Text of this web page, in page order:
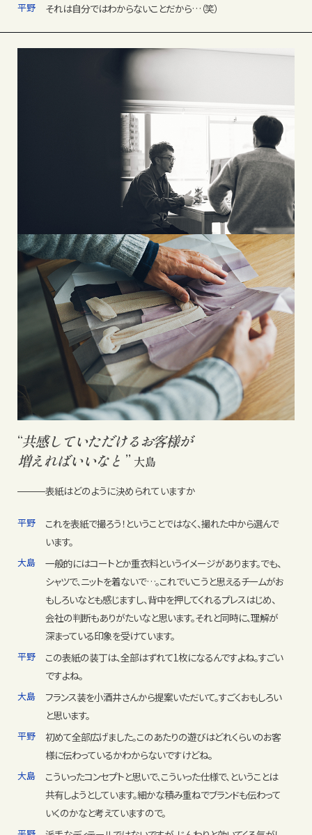
平野 それは自分ではわからないことだから…（笑）
“共感していただけるお客様が
増えればいいなと ” 大島
表紙はどのように決められていますか
平野
これを表紙で撮ろう！ということではなく、撮れた中から選んで
います。
大島
一般的にはコートとか重衣料というイメージがあります。でも、
シャツで、ニットを着ないで…。これでいこうと思えるチームがお
もしろいなとも感じますし、背中を押してくれるプレスはじめ、
会社の判断もありがたいなと思います。それと同時に、理解が
深まっている印象を受けています。
平野
この表紙の装丁は、全部はずれて1枚になるんですよね。すごい
ですよね。
大島
フランス装を小酒井さんから提案いただいて。すごくおもしろい
と思います。
平野
初めて全部広げました。このあたりの遊びはどれくらいのお客
様に伝わっているかわからないですけどね。
大島
こういったコンセプトと思いで、こういった仕様で、ということは
共有しようとしています。細かな積み重ねでブランドも伝わって
いくのかなと考えていますので。